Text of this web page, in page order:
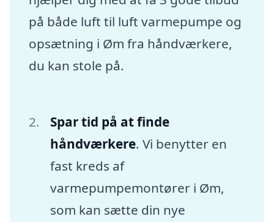
på både luft til luft varmepumpe og
opsætning i Øm fra håndværkere,
du kan stole på.
Spar tid på at finde
håndværkere. Vi benytter en
fast kreds af
varmepumpemontører i Øm,
som kan sætte din nye